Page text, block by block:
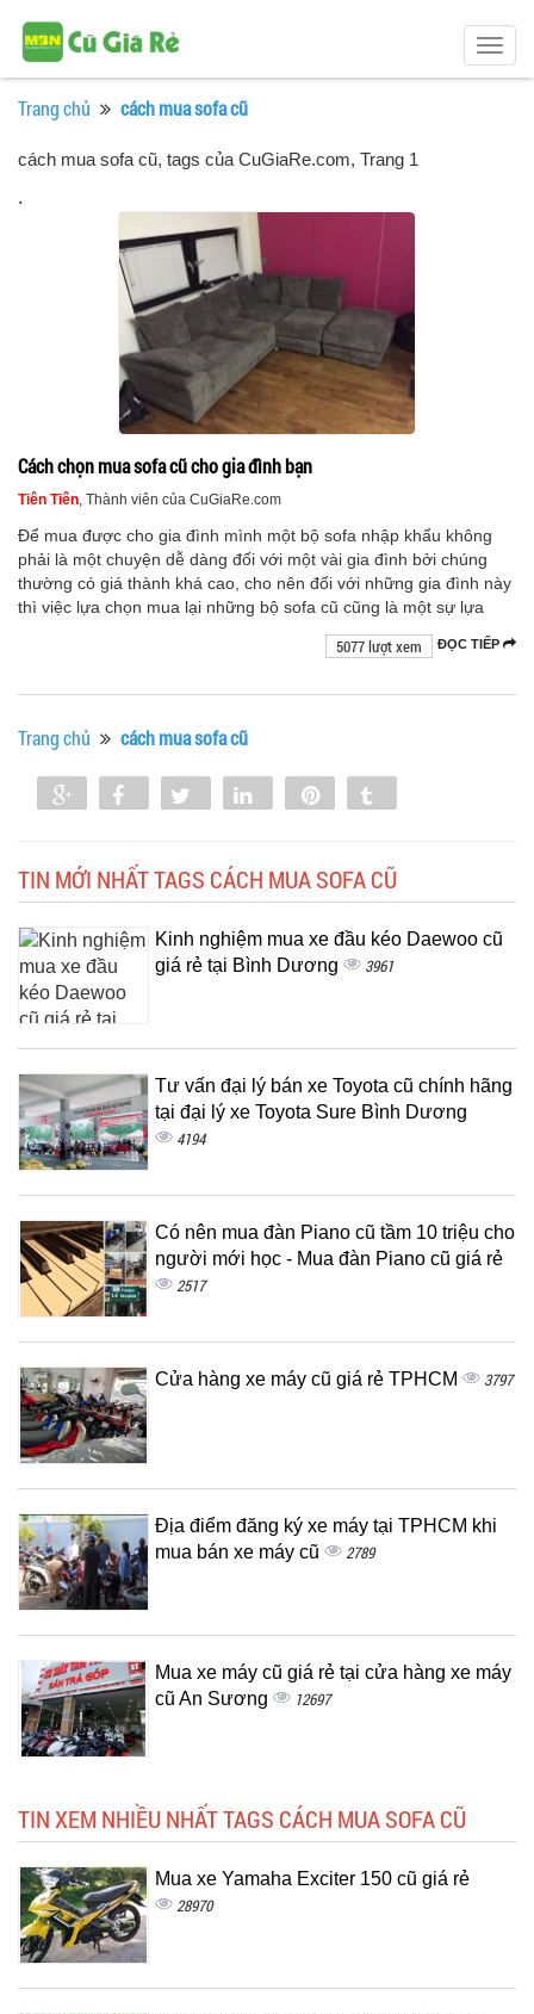
Trang chủ cách mua sofa cũ
cách mua sofa cũ, tags của CuGiaRe.com, Trang 1
.
Cách chọn mua sofa cũ cho gia đình bạn
Tiên Tiên, Thành viên của CuGiaRe.com
Để mua được cho gia đình mình một bộ sofa nhập khẩu không
phải là một chuyện dễ dàng đối với một vài gia đình bởi chúng
thường có giá thành khá cao, cho nên đối với những gia đình này
thì việc lựa chọn mua lại những bộ sofa cũ cũng là một sự lựa
ĐỌC TIẾP
5077 lượt xem
Trang chủ cách mua sofa cũ
Share Share Tweet Share
TIN MỚI NHẤT TAGS CÁCH MUA SOFA CŨ
Kinh nghiệm mua xe đầu kéo Daewoo cũ
giá rẻ tại Bình Dương
3961
Tư vấn đại lý bán xe Toyota cũ chính hãng
tại đại lý xe Toyota Sure Bình Dương
4194
Có nên mua đàn Piano cũ tầm 10 triệu cho
người mới học - Mua đàn Piano cũ giá rẻ
2517
Cửa hàng xe máy cũ giá rẻ TPHCM 3797
Địa điểm đăng ký xe máy tại TPHCM khi
mua bán xe máy cũ
2789
Mua xe máy cũ giá rẻ tại cửa hàng xe máy
cũ An Sương
12697
TIN XEM NHIỀU NHẤT TAGS CÁCH MUA SOFA CŨ
Mua xe Yamaha Exciter 150 cũ giá rẻ
28970